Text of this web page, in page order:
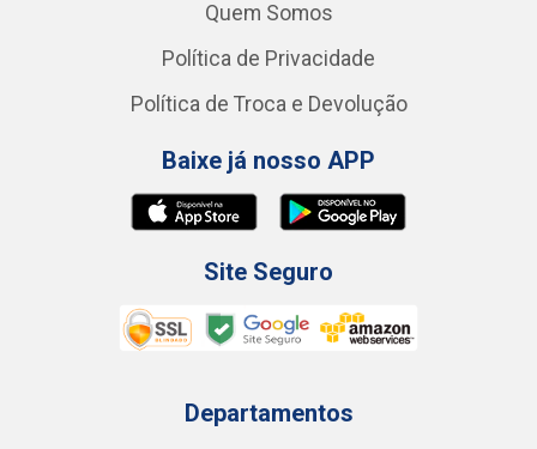
Quem Somos
Política de Privacidade
Política de Troca e Devolução
Baixe já nosso APP
Site Seguro
Departamentos